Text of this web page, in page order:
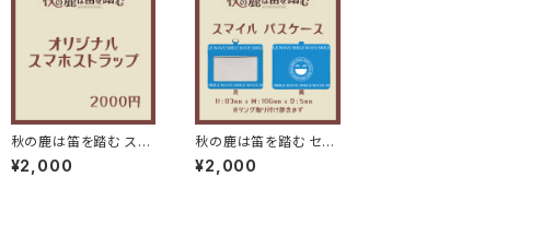
秋の鹿は笛を踏む スマ
ホストラップ
¥2,000
秋の鹿は笛を踏む セミ
ナー パスケース
¥2,000